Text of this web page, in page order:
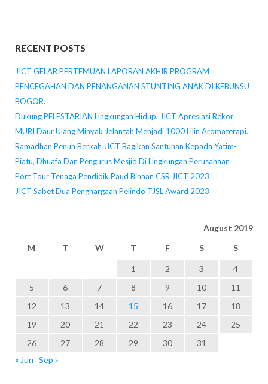
RECENT POSTS
JICT GELAR PERTEMUAN LAPORAN AKHIR PROGRAM
PENCEGAHAN DAN PENANGANAN STUNTING ANAK DI KEBUNSU
BOGOR.
Dukung PELESTARIAN Lingkungan Hidup, JICT Apresiasi Rekor
MURI Daur Ulang Minyak Jelantah Menjadi 1000 Lilin Aromaterapi.
Ramadhan Penuh Berkah JICT Bagikan Santunan Kepada Yatim-
Piatu, Dhuafa Dan Pengurus Mesjid Di Lingkungan Perusahaan
Port Tour Tenaga Pendidik Paud Binaan CSR JICT 2023
JICT Sabet Dua Penghargaan Pelindo TJSL Award 2023
August 2019
M
T W T F S S
1 2 3
4
5
6 7 8 9 10
11
12
13 14 15 16 17
18
19
20 21 22 23 24
25
26
27 28 29 30
31
« Jun Sep »